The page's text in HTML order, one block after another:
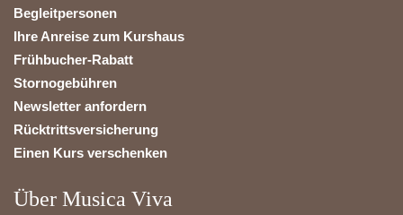
Begleitpersonen
Ihre Anreise zum Kurshaus
Frühbucher-Rabatt
Stornogebühren
Newsletter anfordern
Rücktrittsversicherung
Einen Kurs verschenken
Über Musica Viva